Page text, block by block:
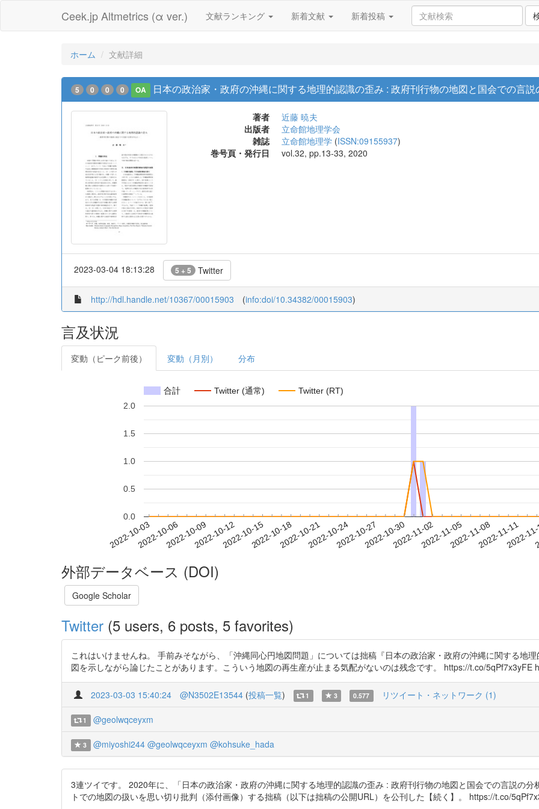
Ceek.jp Altmetrics (α ver.) 文献ランキング 新着文献 新着投稿
ホーム 文献詳細
5 0 0 0 OA 日本の政治家・政府の沖縄に関する地理的認識の歪み : 政府刊行物の地図と国会での言
著者
近藤 暁夫
出版者
立命館地理学会
雑誌
立命館地理学 (ISSN:09155937)
巻号頁・発行日
vol.32, pp.13-33, 2020
2023-03-04 18:13:28 5 + 5 Twitter
http://hdl.handle.net/10367/00015903 (info:doi/10.34382/00015903)
言及状況
変動（ピーク前後） 変動（月別） 分布
合計 Twitter (通常) Twitter (RT)
2022-10-032022-10-062022-10-092022-10-122022-10-152022-10-182022-10-212022-10-242022-10-272022-10-302022-11-022022-11-052022-11-082022-11-11
2022-
0.0
0.5
1.0
1.5
2.0
外部データベース (DOI)
Google Scholar
Twitter (5 users, 6 posts, 5 favorites)
これはいけませんね。 手前みそながら、「沖縄同心円地図問題」については拙稿『日本の政治家・政府の沖縄に関する地
図を示しながら論じたことがあります。こういう地図の再生産が止まる気配がないのは残念です。 https://t.co/5qPf7x3yFE
2023-03-03 15:40:24 @N3502E13544 (投稿一覧) 1 3 0.577 リツイート・ネットワーク (1)
1 @geolwqceyxm
3 @miyoshi244 @geolwqceyxm @kohsuke_hada
3連ツイです。 2020年に、「日本の政治家・政府の沖縄に関する地理的認識の歪み : 政府刊行物の地図と国会での言説の
トでの地図の扱いを思い切り批判（添付画像）する拙稿（以下は拙稿の公開URL）を公刊した【続く】。 https://t.co/